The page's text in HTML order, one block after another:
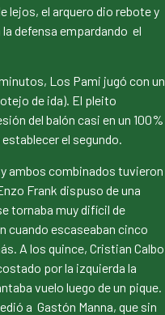
lejos, el arquero dio rebote y
defensa empardando el
Los Pami jugó con un
de ida). El pleito
del balón casi en un 100%
el segundo.
ambos combinados tuvieron
Frank dispuso de una
tornaba muy difícil de
cuando escaseaban cinco
A los quince, Cristian Calbo
por la izquierda la
vuelo luego de un pique.
a Gastón Manna, que sin